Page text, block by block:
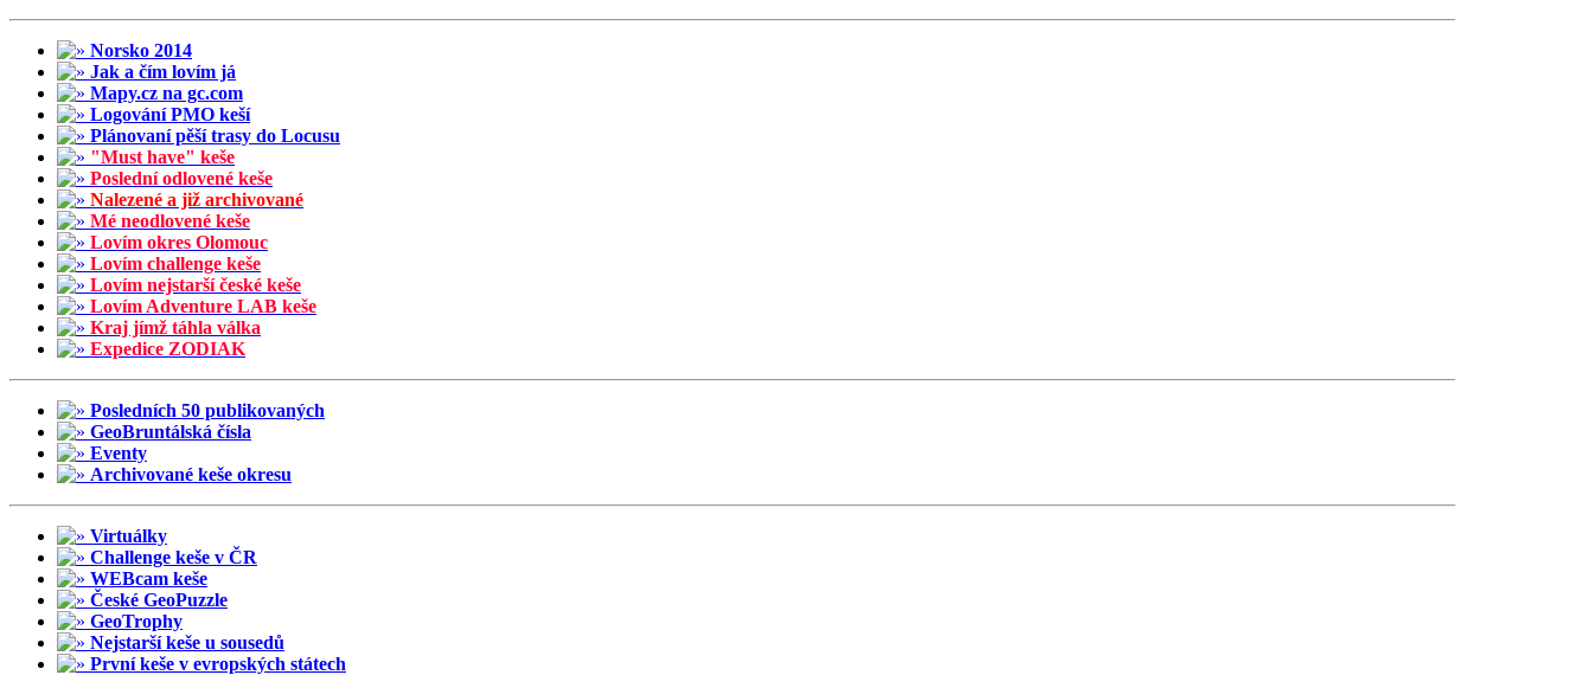
Norsko 2014
Jak a čím lovím já
Mapy.cz na gc.com
Logování PMO keší
Plánovaní pěší trasy do Locusu
"Must have" keše
Poslední odlovené keše
Nalezené a již archivované
Mé neodlovené keše
Lovím okres Olomouc
Lovím challenge keše
Lovím nejstarší české keše
Lovím Adventure LAB keše
Kraj jímž táhla válka
Expedice ZODIAK
Posledních 50 publikovaných
GeoBruntálská čísla
Eventy
Archivované keše okresu
Virtuálky
Challenge keše v ČR
WEBcam keše
České GeoPuzzle
GeoTrophy
Nejstarší keše u sousedů
První keše v evropských státech